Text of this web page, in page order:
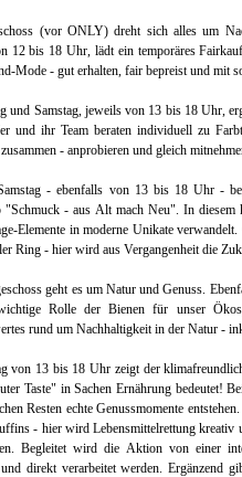
(vor ONLY) dreht sich alles um
12 bis 18 Uhr, lädt ein temporäres
Mode - gut erhalten, fair bepreist und mit
und Samstag, jeweils von 13 bis 18 Uhr,
und ihr Team beraten individuell zu
- anprobieren und gleich
- ebenfalls von 13 bis 18 Uhr -
"Schmuck - aus Alt mach Neu". In
Elemente in moderne Unikate
Ring - hier wird aus Vergangenheit die
geht es um Natur und Genuss.
Rolle der Bienen für unser
rund um Nachhaltigkeit in der Natur -
von 13 bis 18 Uhr zeigt der
Taste" in Sachen Ernährung bedeutet!
Resten echte Genussmomente
- hier wird Lebensmittelrettung kreativ
Begleitet wird die Aktion von einer
direkt verarbeitet werden. Ergänzend